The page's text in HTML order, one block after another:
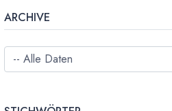
ARCHIVE